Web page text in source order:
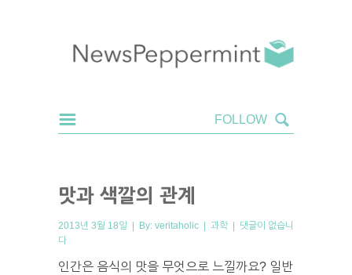
맛과 색깔의 관계
2013년 3월 18일 | By: veritaholic | 과학 | 댓글이 없습니
다
인간은 음식의 맛을 무엇으로 느낄까요? 일반